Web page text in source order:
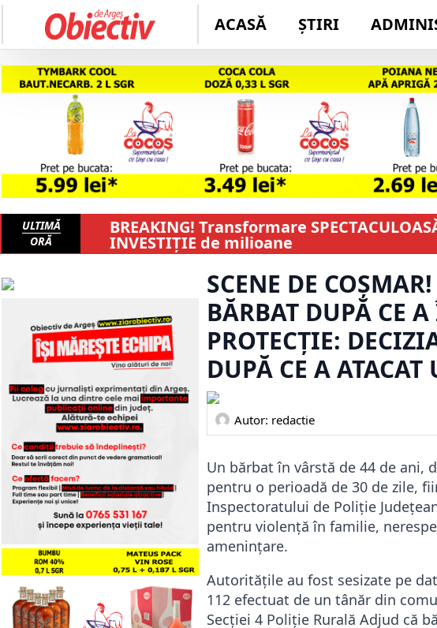
ACASĂ ȘTIRI
ULTIMĂ
ORĂ
BREAKING! Transformare
INVESTIȚIE de milioane
SCENE DE
BĂRBAT DUPĂ CE
PROTECȚIE:
DUPĂ CE A ATACAT
Autor: redactie
Un bărbat în vârstă de 44 de ani,
pentru o perioadă de 30 de zile,
Inspectoratului de Poliție
pentru violență în familie,
amenințare.
Autoritățile au fost sesizate pe
112 efectuat de un tânăr din
Secției 4 Poliție Rurală Adjud că